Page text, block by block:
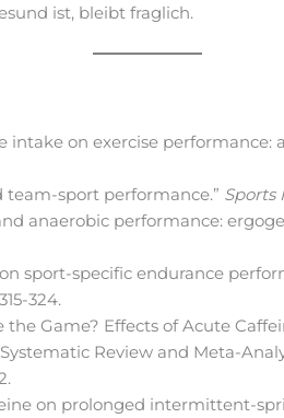
ist, bleibt fraglich.
intake on exercise performance:
team-sport performance.” Sports
anaerobic performance:
sport-specific endurance
324.
the Game? Effects of Acute
Review and Meta-
on prolonged intermittent-